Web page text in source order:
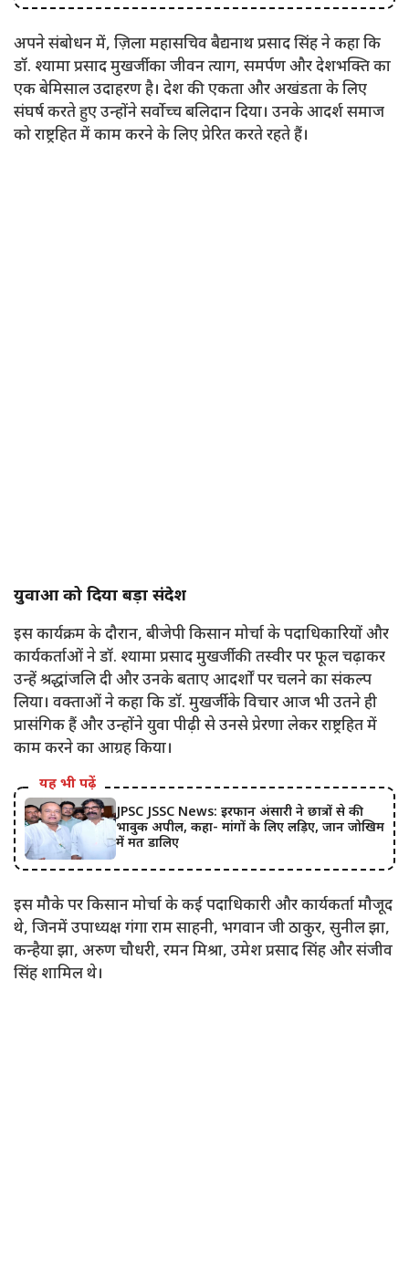
अपने संबोधन में, ज़िला महासचिव बैद्यनाथ प्रसाद सिंह ने कहा कि
डॉ. श्यामा प्रसाद मुखर्जी का जीवन त्याग, समर्पण और देशभक्ति का
एक बेमिसाल उदाहरण है। देश की एकता और अखंडता के लिए
संघर्ष करते हुए उन्होंने सर्वोच्च बलिदान दिया। उनके आदर्श समाज
को राष्ट्रहित में काम करने के लिए प्रेरित करते रहते हैं।
युवाओं को दिया बड़ा संदेश
इस कार्यक्रम के दौरान, बीजेपी किसान मोर्चा के पदाधिकारियों और
कार्यकर्ताओं ने डॉ. श्यामा प्रसाद मुखर्जी की तस्वीर पर फूल चढ़ाकर
उन्हें श्रद्धांजलि दी और उनके बताए आदर्शों पर चलने का संकल्प
लिया। वक्ताओं ने कहा कि डॉ. मुखर्जी के विचार आज भी उतने ही
प्रासंगिक हैं और उन्होंने युवा पीढ़ी से उनसे प्रेरणा लेकर राष्ट्रहित में
काम करने का आग्रह किया।
यह भी पढ़ें
JPSC JSSC News: इरफान अंसारी ने छात्रों से की
भावुक अपील, कहा- मांगों के लिए लड़िए, जान जोखिम
में मत डालिए
इस मौके पर किसान मोर्चा के कई पदाधिकारी और कार्यकर्ता मौजूद
थे, जिनमें उपाध्यक्ष गंगा राम साहनी, भगवान जी ठाकुर, सुनील झा,
कन्हैया झा, अरुण चौधरी, रमन मिश्रा, उमेश प्रसाद सिंह और संजीव
सिंह शामिल थे।